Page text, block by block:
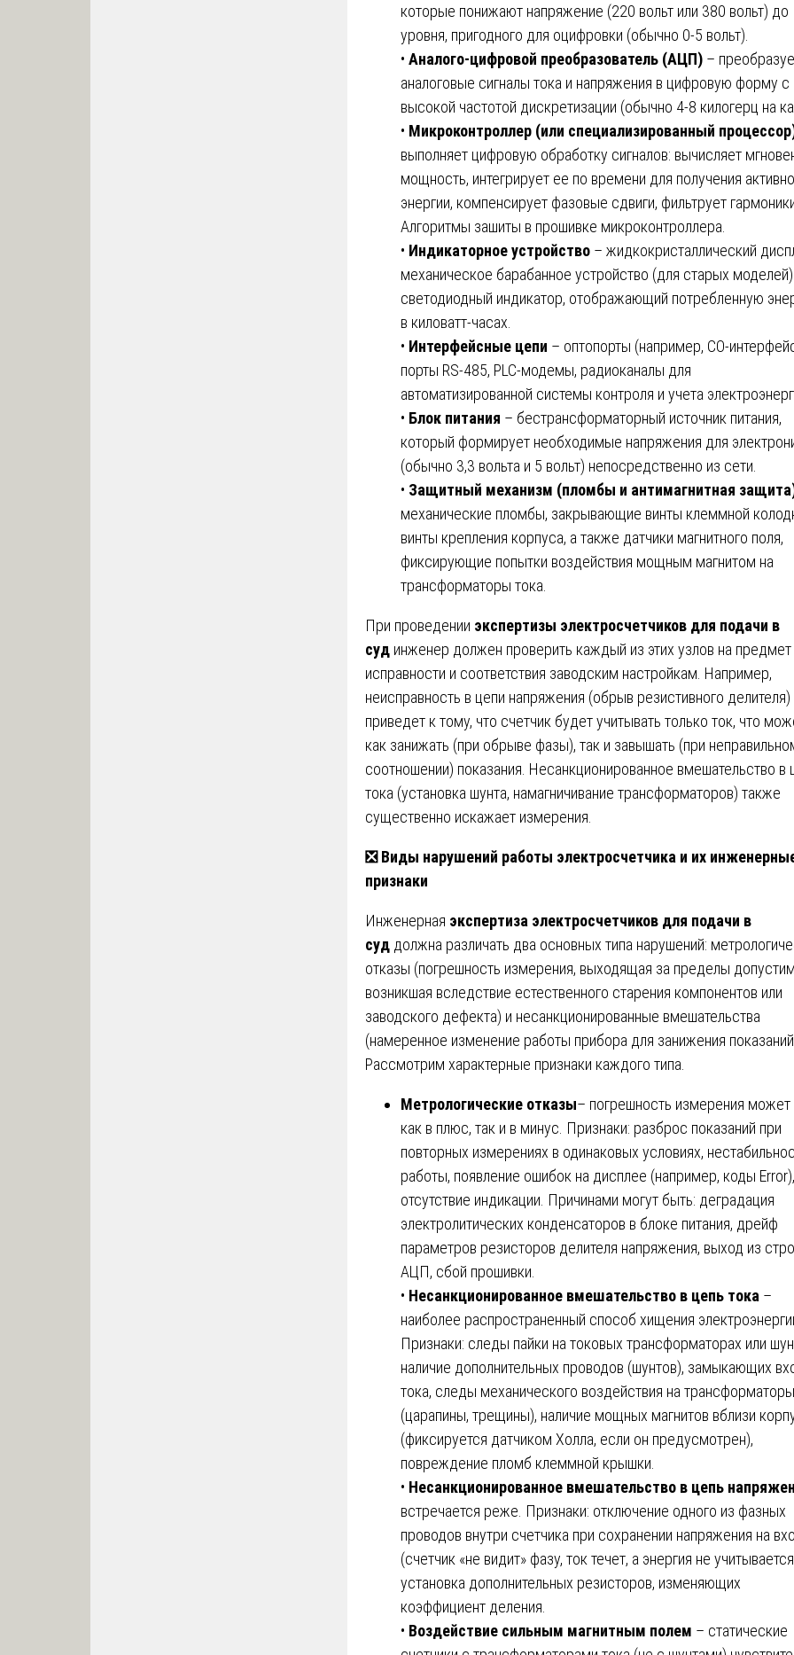
которые понижают напряжение (220 вольт или 380 вольт) до
уровня, пригодного для оцифровки (обычно 0-5 вольт).
• Аналого-цифровой преобразователь (АЦП) –
аналоговые сигналы тока и напряжения в цифровую форму с
высокой частотой дискретизации (обычно 4-8 килогерц на
• Микроконтроллер (или специализированный
выполняет цифровую обработку сигналов: вычисляет
мощность, интегрирует ее по времени для получения
энергии, компенсирует фазовые сдвиги, фильтрует
Алгоритмы зашиты в прошивке микроконтроллера.
• Индикаторное устройство – жидкокристаллический
механическое барабанное устройство (для старых
светодиодный индикатор, отображающий потребленную
в киловатт-часах.
• Интерфейсные цепи – оптопорты (например, СО-
порты RS-485, PLC-модемы, радиоканалы для
автоматизированной системы контроля и учета
• Блок питания – бестрансформаторный источник питания,
который формирует необходимые напряжения для
(обычно 3,3 вольта и 5 вольт) непосредственно из сети.
• Защитный механизм (пломбы и антимагнитная
механические пломбы, закрывающие винты клеммной
винты крепления корпуса, а также датчики магнитного поля,
фиксирующие попытки воздействия мощным магнитом на
трансформаторы тока.
При проведении экспертизы электросчетчиков для подачи в
суд инженер должен проверить каждый из этих узлов на предмет
исправности и соответствия заводским настройкам. Например,
неисправность в цепи напряжения (обрыв резистивного делителя)
приведет к тому, что счетчик будет учитывать только ток, что
как занижать (при обрыве фазы), так и завышать (при
соотношении) показания. Несанкционированное вмешательство в
тока (установка шунта, намагничивание трансформаторов) также
существенно искажает измерения.
❎Виды нарушений работы электросчетчика и их
признаки
Инженерная экспертиза электросчетчиков для подачи в
суд должна различать два основных типа нарушений:
отказы (погрешность измерения, выходящая за пределы
возникшая вследствие естественного старения компонентов или
заводского дефекта) и несанкционированные вмешательства
(намеренное изменение работы прибора для занижения
Рассмотрим характерные признаки каждого типа.
Метрологические отказы– погрешность измерения может
как в плюс, так и в минус. Признаки: разброс показаний при
повторных измерениях в одинаковых условиях,
работы, появление ошибок на дисплее (например, коды Error),
отсутствие индикации. Причинами могут быть: деградация
электролитических конденсаторов в блоке питания, дрейф
параметров резисторов делителя напряжения, выход из
АЦП, сбой прошивки.
• Несанкционированное вмешательство в цепь тока –
наиболее распространенный способ хищения
Признаки: следы пайки на токовых трансформаторах или
наличие дополнительных проводов (шунтов), замыкающих
тока, следы механического воздействия на трансформаторы
(царапины, трещины), наличие мощных магнитов вблизи
(фиксируется датчиком Холла, если он предусмотрен),
повреждение пломб клеммной крышки.
• Несанкционированное вмешательство в цепь
встречается реже. Признаки: отключение одного из фазных
проводов внутри счетчика при сохранении напряжения на
(счетчик «не видит» фазу, ток течет, а энергия не
установка дополнительных резисторов, изменяющих
коэффициент деления.
• Воздействие сильным магнитным полем – статические